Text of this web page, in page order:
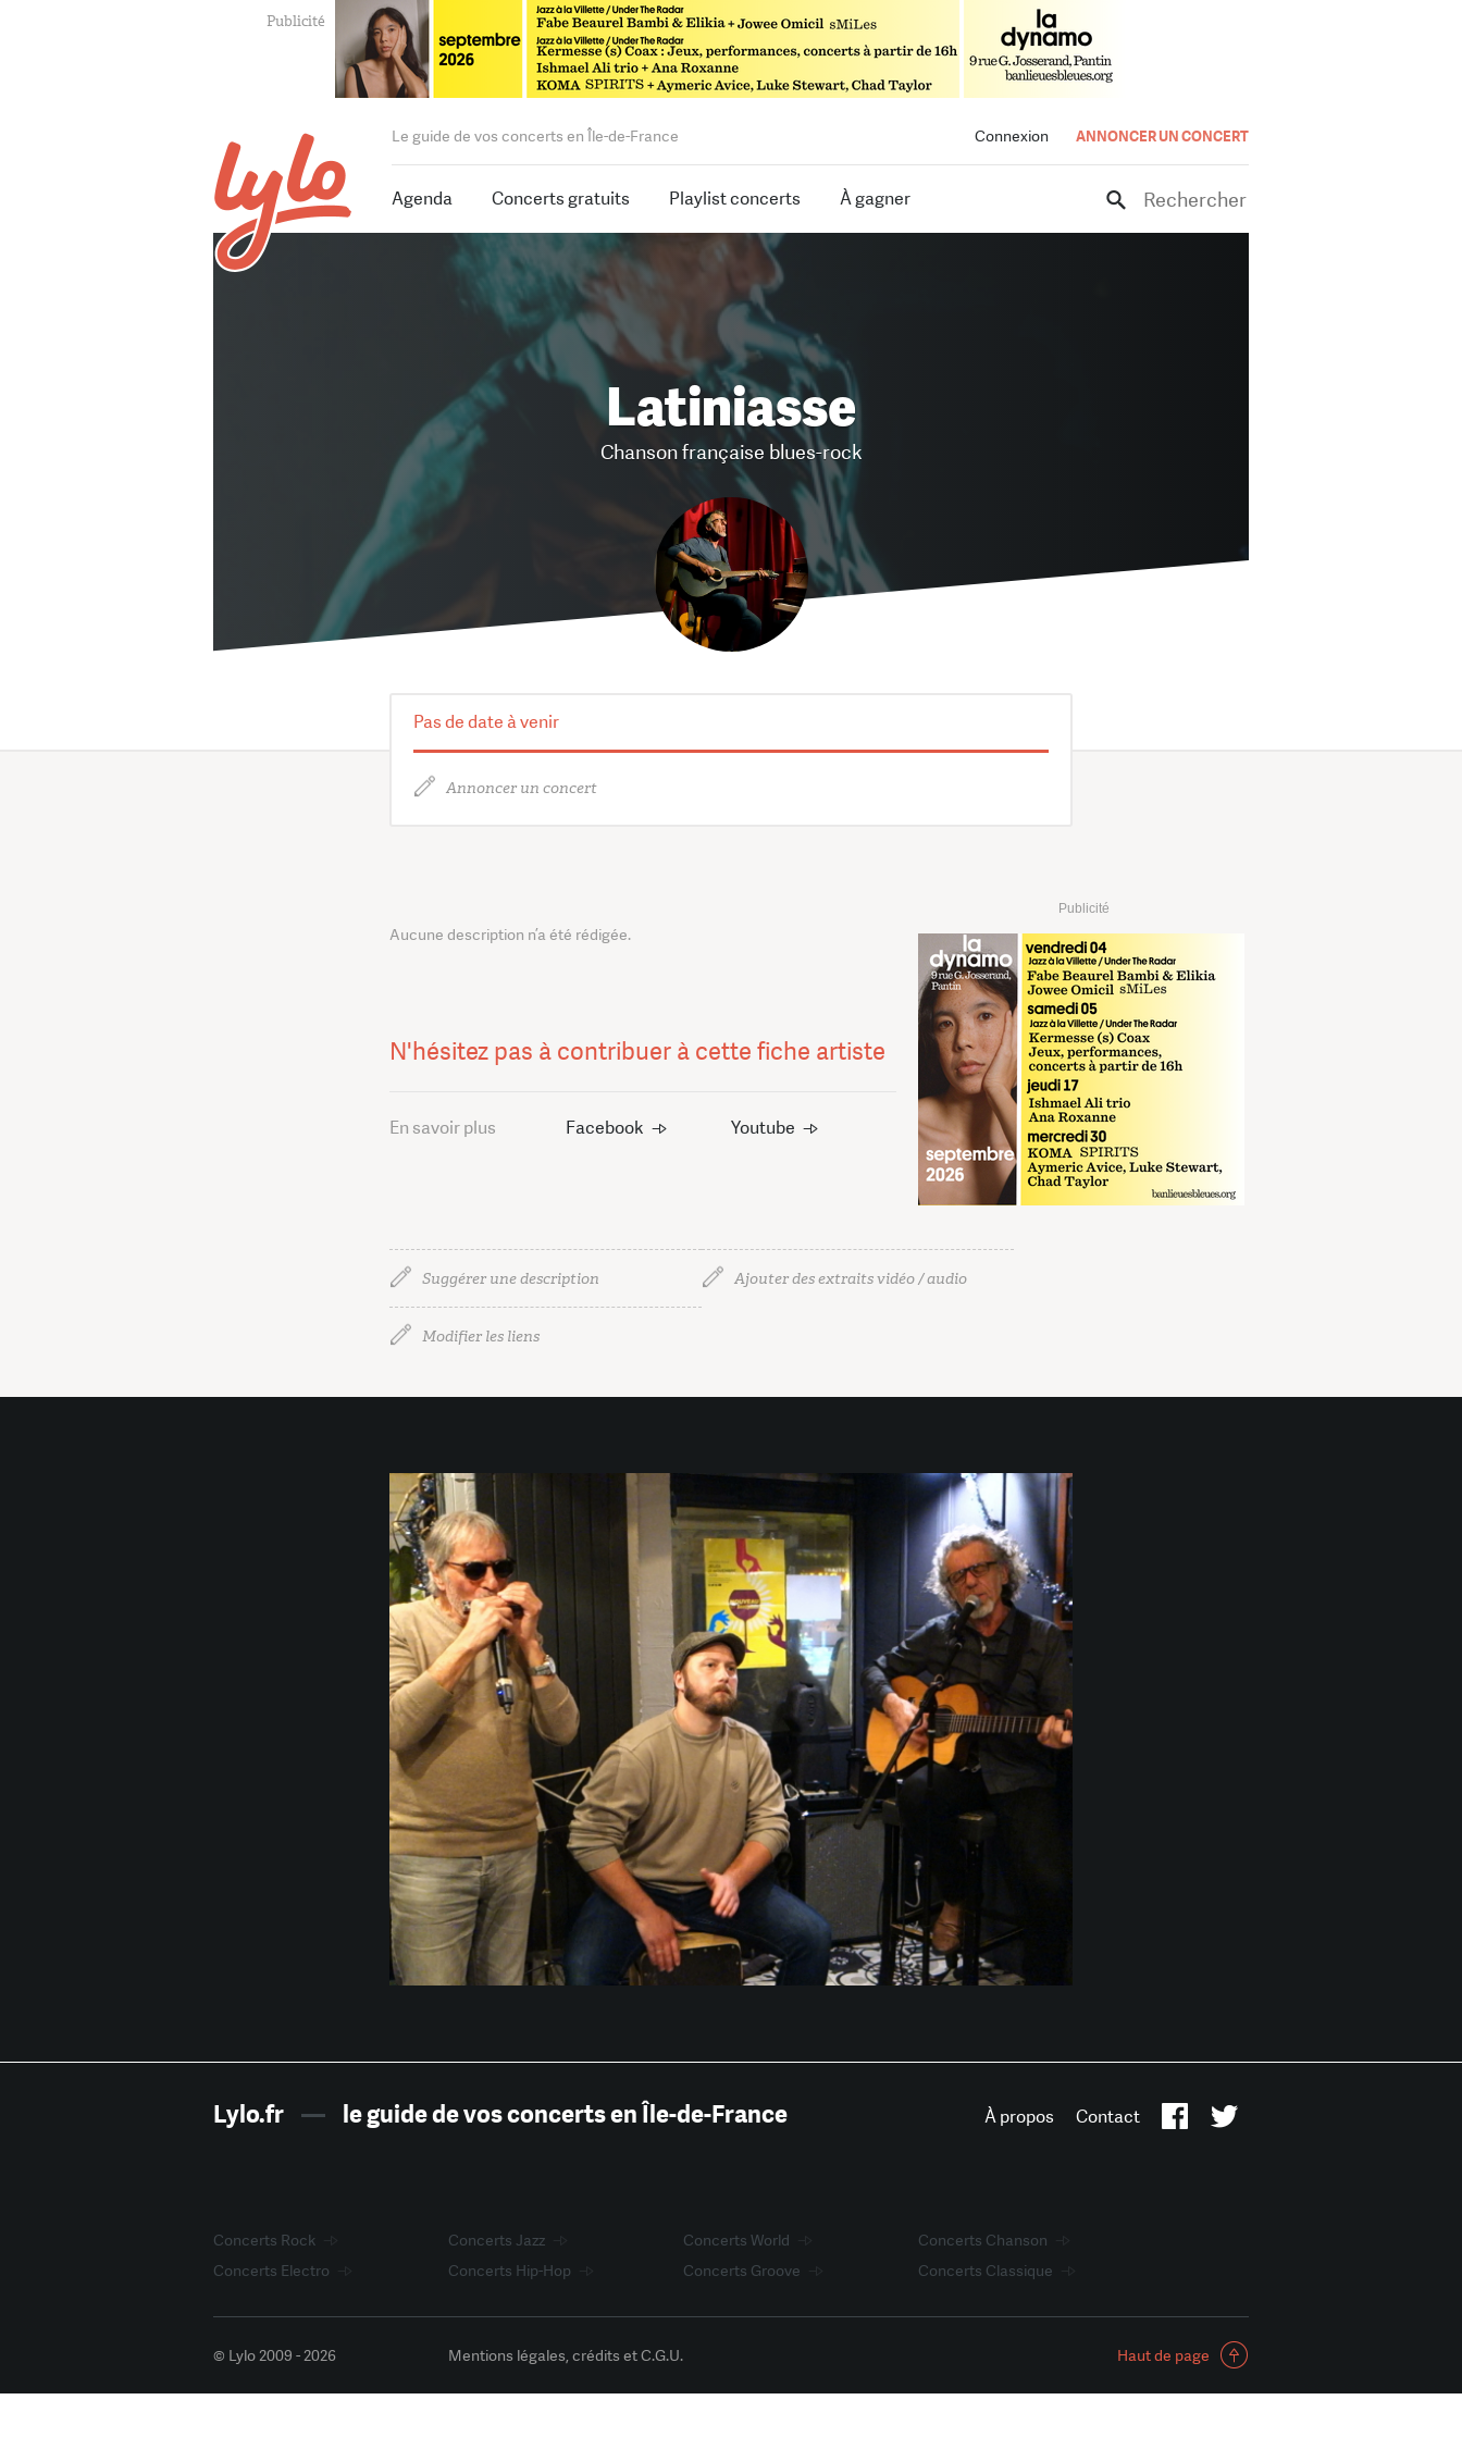
Connexion ANNONCER UN CONCERT
Le guide de vos concerts en Île-de-France
Agenda Concerts gratuits Playlist concerts À gagner Rechercher
Latiniasse
Chanson française blues-rock
Pas de date à venir
Annoncer un concert
Publicité
Aucune description n’a été rédigée.
N'hésitez pas à contribuer à cette fiche artiste
En savoir plus Facebook Youtube
Suggérer une description Ajouter des extraits vidéo / audio
Modifier les liens
Lylo.fr — le guide de vos concerts en Île-de-France À propos Contact
Concerts Rock Concerts Jazz Concerts World
Concerts Chanson
Concerts Electro
Concerts Hip-Hop Concerts Groove Concerts Classique
© Lylo 2009 - 2026 Mentions légales, crédits et C.G.U. Haut de page